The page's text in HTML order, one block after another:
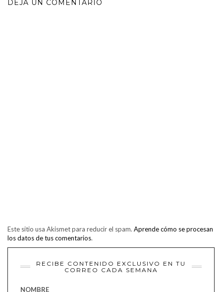
DEJA UN COMENTARIO
Este sitio usa Akismet para reducir el spam. Aprende cómo se procesan
los datos de tus comentarios.
RECIBE CONTENIDO EXCLUSIVO EN TU
CORREO CADA SEMANA
NOMBRE